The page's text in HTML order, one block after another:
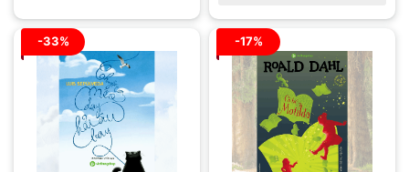
-33% -17%